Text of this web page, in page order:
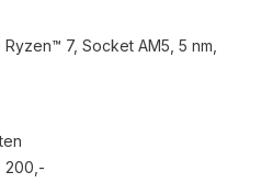
7, Socket AM5, 5 nm,
200,-